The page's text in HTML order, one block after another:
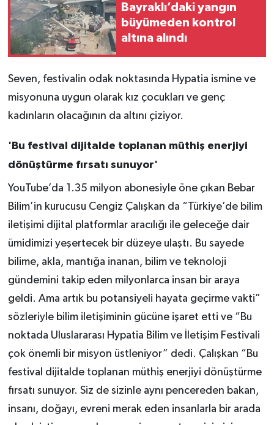
Bayraklı’daki yangın
büyümeden kontrol
altına alındı
Seven, festivalin odak noktasında Hypatia ismine ve
misyonuna uygun olarak kız çocukları ve genç
kadınların olacağının da altını çiziyor.
'Bu festival dijitalde toplanan müthiş enerjiyi
dönüştürme fırsatı sunuyor'
YouTube’da 1.35 milyon abonesiyle öne çıkan Bebar
Bilim’in kurucusu Cengiz Çalışkan da “Türkiye’de bilim
iletişimi dijital platformlar aracılığı ile geleceğe dair
ümidimizi yeşertecek bir düzeye ulaştı. Bu sayede
bilime, akla, mantığa inanan, bilim ve teknoloji
gündemini takip eden milyonlarca insan bir araya
geldi. Ama artık bu potansiyeli hayata geçirme vakti”
sözleriyle bilim iletişiminin gücüne işaret etti ve “Bu
noktada Uluslararası Hypatia Bilim ve İletişim Festivali
çok önemli bir misyon üstleniyor” dedi. Çalışkan “Bu
festival dijitalde toplanan müthiş enerjiyi dönüştürme
fırsatı sunuyor. Siz de sizinle aynı pencereden bakan,
insanı, doğayı, evreni merak eden insanlarla bir arada